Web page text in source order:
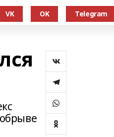
VK OK Telegram